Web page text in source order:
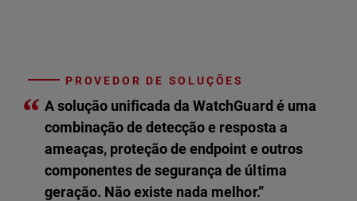
PROVEDOR DE SOLUÇÕES
“ A solução unificada da WatchGuard é uma
combinação de detecção e resposta a
ameaças, proteção de endpoint e outros
componentes de segurança de última
geração. Não existe nada melhor.”